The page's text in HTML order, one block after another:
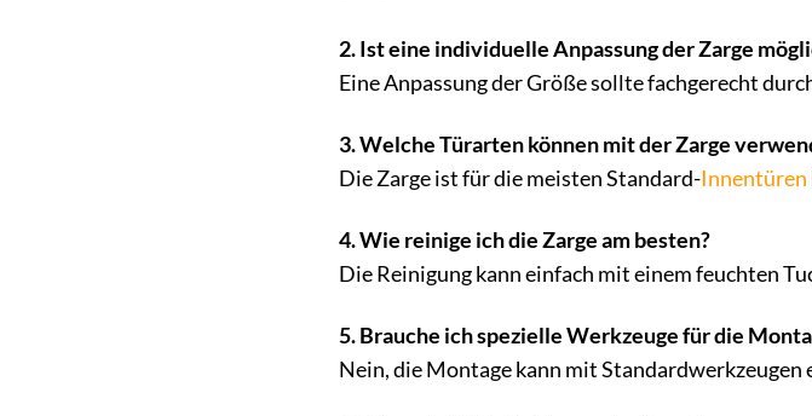
2. Ist eine individuelle Anpassung der Zarge
Eine Anpassung der Größe sollte fachgerecht
3. Welche Türarten können mit der Zarge
Die Zarge ist für die meisten Standard-Innentüren
4. Wie reinige ich die Zarge am besten?
Die Reinigung kann einfach mit einem feuchten
5. Brauche ich spezielle Werkzeuge für die
Nein, die Montage kann mit